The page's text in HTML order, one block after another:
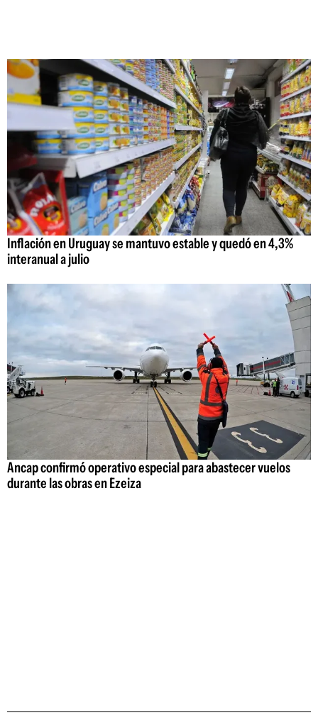
Inflación en Uruguay se mantuvo estable y quedó en 4,3%
interanual a julio
Ancap confirmó operativo especial para abastecer vuelos
durante las obras en Ezeiza